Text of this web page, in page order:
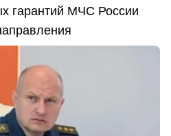
гарантий МЧС России